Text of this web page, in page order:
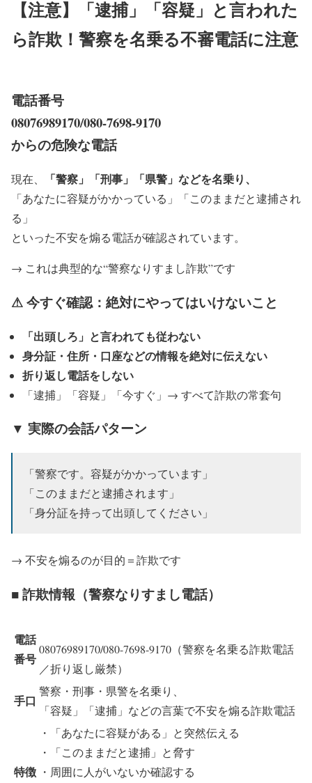
【注意】「逮捕」「容疑」と言われた
ら詐欺！警察を名乗る不審電話に注意
電話番号
08076989170/080-7698-9170
からの危険な電話
現在、 「警察」「刑事」「県警」などを名乗り、
「あなたに容疑がかかっている」「このままだと逮捕され
る」
といった不安を煽る電話が確認されています。
→ これは典型的な“警察なりすまし詐欺”です
⚠ 今すぐ確認：絶対にやってはいけないこと
「出頭しろ」と言われても従わない
身分証・住所・口座などの情報を絶対に伝えない
折り返し電話をしない
「逮捕」「容疑」「今すぐ」→ すべて詐欺の常套句
▼ 実際の会話パターン
「警察です。容疑がかかっています」
「このままだと逮捕されます」
「身分証を持って出頭してください」
→ 不安を煽るのが目的＝詐欺です
■ 詐欺情報（警察なりすまし電話）
電話
番号
08076989170/080-7698-9170（警察を名乗る詐欺電話
／折り返し厳禁）
手口
警察・刑事・県警を名乗り、
「容疑」「逮捕」などの言葉で不安を煽る詐欺電話
特徴
・「あなたに容疑がある」と突然伝える
・「このままだと逮捕」と脅す
・周囲に人がいないか確認する